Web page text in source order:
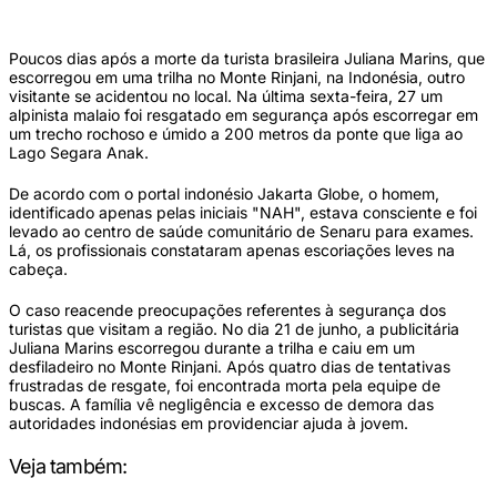
Poucos dias após a morte da turista brasileira Juliana Marins, que
escorregou em uma trilha no Monte Rinjani, na Indonésia, outro
visitante se acidentou no local. Na última sexta-feira, 27 um
alpinista malaio foi resgatado em segurança após escorregar em
um trecho rochoso e úmido a 200 metros da ponte que liga ao
Lago Segara Anak.
De acordo com o portal indonésio Jakarta Globe, o homem,
identificado apenas pelas iniciais "NAH", estava consciente e foi
levado ao centro de saúde comunitário de Senaru para exames.
Lá, os profissionais constataram apenas escoriações leves na
cabeça.
O caso reacende preocupações referentes à segurança dos
turistas que visitam a região. No dia 21 de junho, a publicitária
Juliana Marins escorregou durante a trilha e caiu em um
desfiladeiro no Monte Rinjani. Após quatro dias de tentativas
frustradas de resgate, foi encontrada morta pela equipe de
buscas. A família vê negligência e excesso de demora das
autoridades indonésias em providenciar ajuda à jovem.
Veja também: